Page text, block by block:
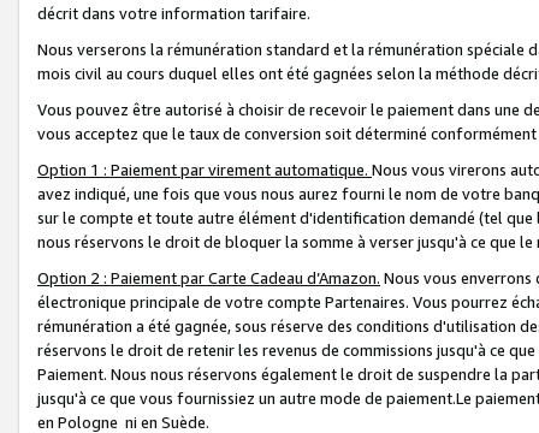
décrit dans votre information tarifaire.
Nous verserons la rémunération standard et la rémunération spéciale
mois civil au cours duquel elles ont été gagnées selon la méthode
Vous pouvez être autorisé à choisir de recevoir le paiement dans une
vous acceptez que le taux de conversion soit déterminé
Option 1 : Paiement par virement automatique. Nous vous virerons
avez indiqué, une fois que vous nous aurez fourni le nom de votre
sur le compte et toute autre élément d'identification demandé (tel que
nous réservons le droit de bloquer la somme à verser jusqu'à ce que
Option 2 : Paiement par Carte Cadeau d’Amazon. Nous vous
électronique principale de votre compte Partenaires. Vous pourrez
rémunération a été gagnée, sous réserve des conditions d'utilisation
réservons le droit de retenir les revenus de commissions jusqu'à ce
Paiement. Nous nous réservons également le droit de suspendre la
jusqu'à ce que vous fournissiez un autre mode de paiement.Le
en Pologne ni en Suède.